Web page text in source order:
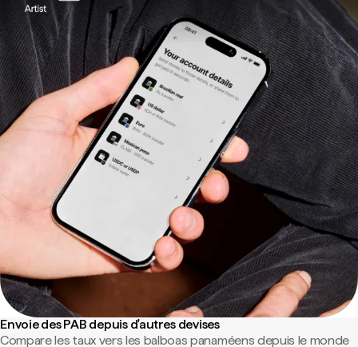
Envoie des PAB depuis d'autres devises
Compare les taux vers les balboas panaméens depuis le monde